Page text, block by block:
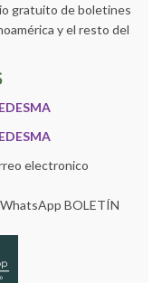
gratuito de boletines
y el resto del
electronico
BOLETÍN